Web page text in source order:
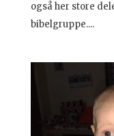
også her store
bibelgruppe....